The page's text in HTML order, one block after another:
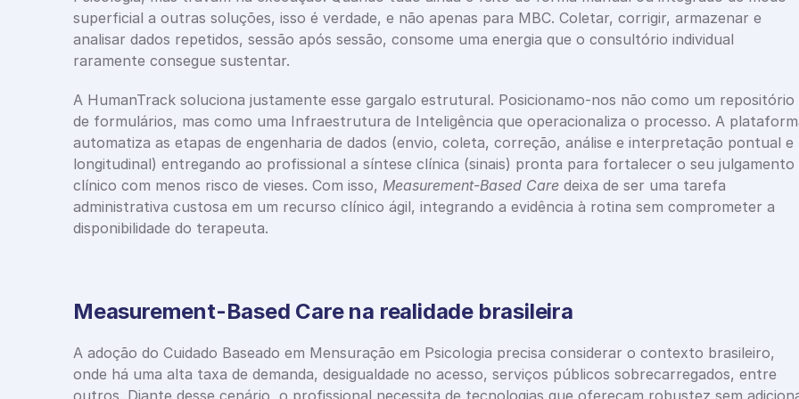
superficial a outras soluções, isso é verdade, e não apenas para MBC. Coletar, corrigir, armazenar e
analisar dados repetidos, sessão após sessão, consome uma energia que o consultório individual
raramente consegue sustentar.
A HumanTrack soluciona justamente esse gargalo estrutural. Posicionamo-nos não como um repositório
de formulários, mas como uma Infraestrutura de Inteligência que operacionaliza o processo. A
automatiza as etapas de engenharia de dados (envio, coleta, correção, análise e interpretação pontual e
longitudinal) entregando ao profissional a síntese clínica (sinais) pronta para fortalecer o seu julgamento
clínico com menos risco de vieses. Com isso, Measurement-Based Care deixa de ser uma tarefa
administrativa custosa em um recurso clínico ágil, integrando a evidência à rotina sem comprometer a
disponibilidade do terapeuta.
Measurement-Based Care na realidade brasileira
A adoção do Cuidado Baseado em Mensuração em Psicologia precisa considerar o contexto brasileiro,
onde há uma alta taxa de demanda, desigualdade no acesso, serviços públicos sobrecarregados, entre
outros. Diante desse cenário, o profissional necessita de tecnologias que ofereçam robustez sem